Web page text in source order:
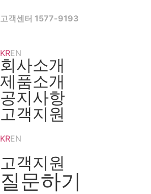
to
고객센터 1577-9193
KREN
회사소개
제품소개
공지사항
고객지원
KREN
고객지원
질문하기